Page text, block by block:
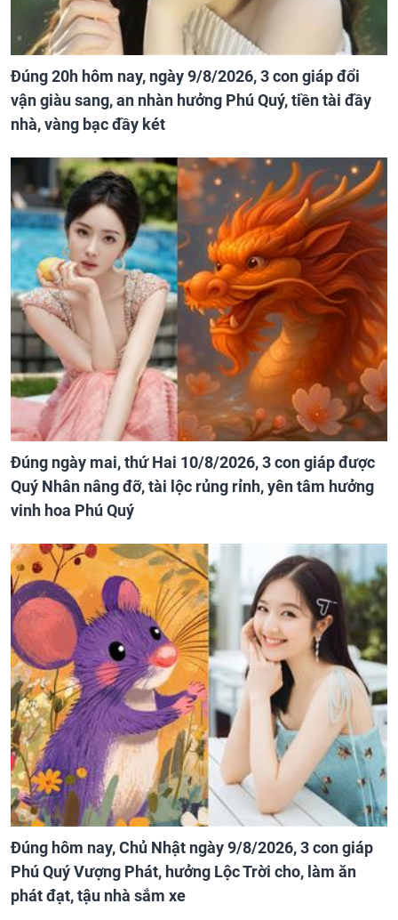
Đúng 20h hôm nay, ngày 9/8/2026, 3 con giáp đổi
vận giàu sang, an nhàn hưởng Phú Quý, tiền tài đầy
nhà, vàng bạc đầy két
Đúng ngày mai, thứ Hai 10/8/2026, 3 con giáp được
Quý Nhân nâng đỡ, tài lộc rủng rỉnh, yên tâm hưởng
vinh hoa Phú Quý
Đúng hôm nay, Chủ Nhật ngày 9/8/2026, 3 con giáp
Phú Quý Vượng Phát, hưởng Lộc Trời cho, làm ăn
phát đạt, tậu nhà sắm xe